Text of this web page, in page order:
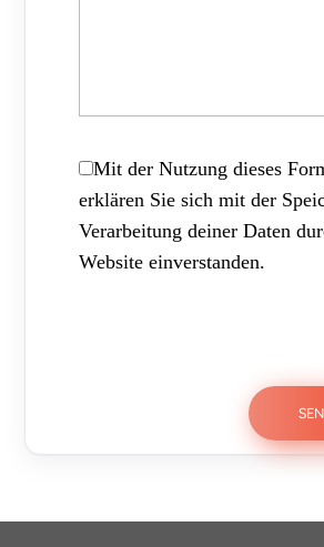
Mit der Nutzung dieses
erklären Sie sich mit der
Verarbeitung deiner Daten
Website einverstanden.